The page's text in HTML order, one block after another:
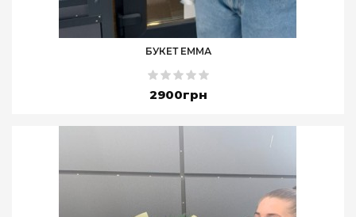
БУКЕТ ЕММА
2900грн